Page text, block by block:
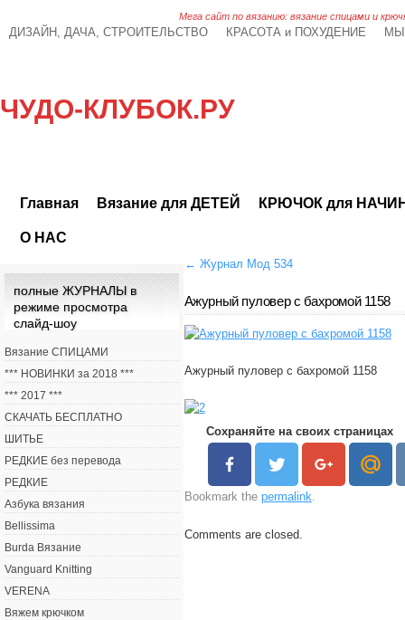
Мега сайт по вязанию: вязание спицами и
ДИЗАЙН, ДАЧА, СТРОИТЕЛЬСТВО КРАСОТА и ПОХУДЕНИЕ
ЧУДО-КЛУБОК.РУ
Главная Вязание для ДЕТЕЙ КРЮЧОК для
О НАС
← Журнал Мод 534
Ажурный пуловер с бахромой 1158
Ажурный пуловер с бахромой 1158
Сохраняйте на своих страницах
Bookmark the permalink.
Comments are closed.
полные ЖУРНАЛЫ в
режиме просмотра
слайд-шоу
Вязание СПИЦАМИ
*** НОВИНКИ за 2018 ***
*** 2017 ***
СКАЧАТЬ БЕСПЛАТНО
ШИТЬЕ
РЕДКИЕ без перевода
РЕДКИЕ
Азбука вязания
Bellissima
Burda Вязание
Vanguard Knitting
VERENA
Вяжем крючком